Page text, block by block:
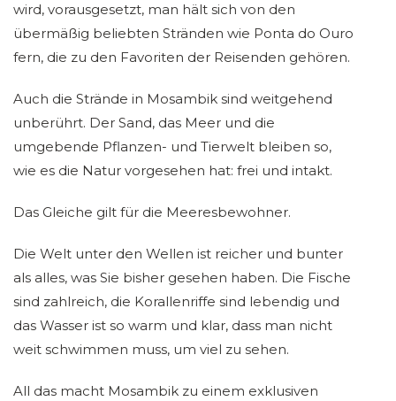
wird, vorausgesetzt, man hält sich von den
übermäßig beliebten Stränden wie Ponta do Ouro
fern, die zu den Favoriten der Reisenden gehören.
Auch die Strände in Mosambik sind weitgehend
unberührt. Der Sand, das Meer und die
umgebende Pflanzen- und Tierwelt bleiben so,
wie es die Natur vorgesehen hat: frei und intakt.
Das Gleiche gilt für die Meeresbewohner.
Die Welt unter den Wellen ist reicher und bunter
als alles, was Sie bisher gesehen haben. Die Fische
sind zahlreich, die Korallenriffe sind lebendig und
das Wasser ist so warm und klar, dass man nicht
weit schwimmen muss, um viel zu sehen.
All das macht Mosambik zu einem exklusiven